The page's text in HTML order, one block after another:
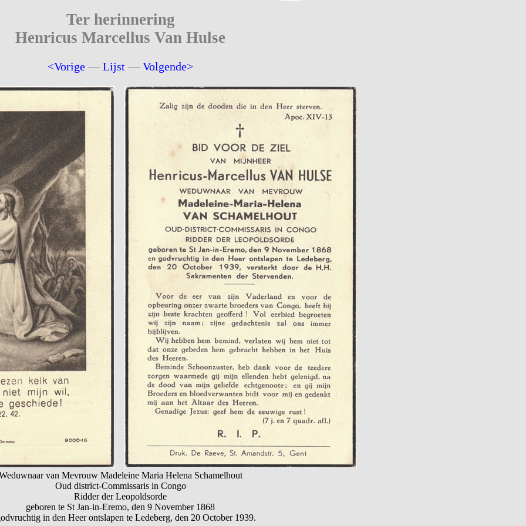
Ter herinnering
Henricus Marcellus Van Hulse
<Vorige —Lijst —Volgende>
van Mevrouw Madeleine Maria Helena Schamelhout
Oud district-Commissaris in Congo
Ridder der Leopoldsorde
geboren te St Jan-in-Eremo, den 9 November 1868
in den Heer ontslapen te Ledeberg, den 20 October 1939.